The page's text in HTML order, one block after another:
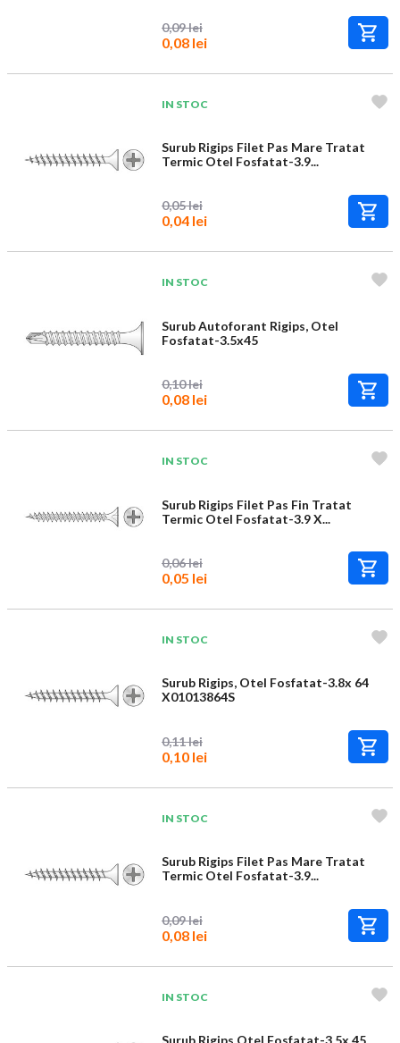
0,09 lei
0,08 lei
IN STOC
Surub Rigips Filet Pas Mare Tratat
Termic Otel Fosfatat-3.9...
0,05 lei
0,04 lei
IN STOC
Surub Autoforant Rigips, Otel
Fosfatat-3.5x45
0,10 lei
0,08 lei
IN STOC
Surub Rigips Filet Pas Fin Tratat
Termic Otel Fosfatat-3.9 X...
0,06 lei
0,05 lei
IN STOC
Surub Rigips, Otel Fosfatat-3.8x 64
X01013864S
0,11 lei
0,10 lei
IN STOC
Surub Rigips Filet Pas Mare Tratat
Termic Otel Fosfatat-3.9...
0,09 lei
0,08 lei
IN STOC
Surub Rigips Otel Fosfatat-3.5x 45